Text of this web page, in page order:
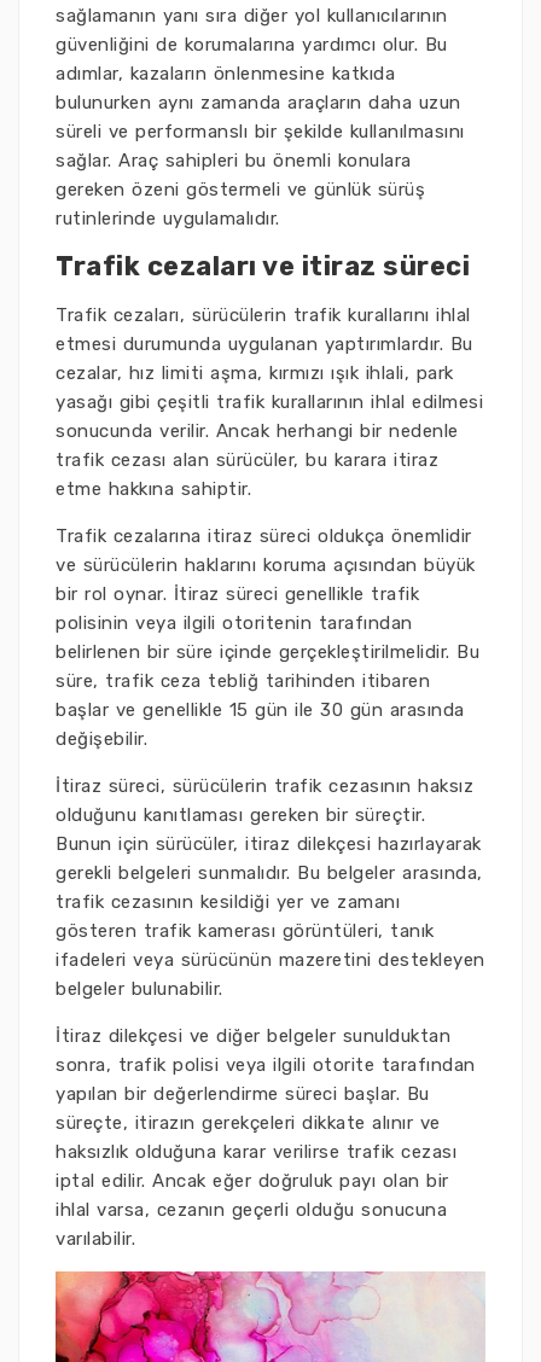
sağlamanın yanı sıra diğer yol kullanıcılarının
güvenliğini de korumalarına yardımcı olur. Bu
adımlar, kazaların önlenmesine katkıda
bulunurken aynı zamanda araçların daha uzun
süreli ve performanslı bir şekilde kullanılmasını
sağlar. Araç sahipleri bu önemli konulara
gereken özeni göstermeli ve günlük sürüş
rutinlerinde uygulamalıdır.
Trafik cezaları ve itiraz süreci
Trafik cezaları, sürücülerin trafik kurallarını ihlal
etmesi durumunda uygulanan yaptırımlardır. Bu
cezalar, hız limiti aşma, kırmızı ışık ihlali, park
yasağı gibi çeşitli trafik kurallarının ihlal edilmesi
sonucunda verilir. Ancak herhangi bir nedenle
trafik cezası alan sürücüler, bu karara itiraz
etme hakkına sahiptir.
Trafik cezalarına itiraz süreci oldukça önemlidir
ve sürücülerin haklarını koruma açısından büyük
bir rol oynar. İtiraz süreci genellikle trafik
polisinin veya ilgili otoritenin tarafından
belirlenen bir süre içinde gerçekleştirilmelidir. Bu
süre, trafik ceza tebliğ tarihinden itibaren
başlar ve genellikle 15 gün ile 30 gün arasında
değişebilir.
İtiraz süreci, sürücülerin trafik cezasının haksız
olduğunu kanıtlaması gereken bir süreçtir.
Bunun için sürücüler, itiraz dilekçesi hazırlayarak
gerekli belgeleri sunmalıdır. Bu belgeler arasında,
trafik cezasının kesildiği yer ve zamanı
gösteren trafik kamerası görüntüleri, tanık
ifadeleri veya sürücünün mazeretini destekleyen
belgeler bulunabilir.
İtiraz dilekçesi ve diğer belgeler sunulduktan
sonra, trafik polisi veya ilgili otorite tarafından
yapılan bir değerlendirme süreci başlar. Bu
süreçte, itirazın gerekçeleri dikkate alınır ve
haksızlık olduğuna karar verilirse trafik cezası
iptal edilir. Ancak eğer doğruluk payı olan bir
ihlal varsa, cezanın geçerli olduğu sonucuna
varılabilir.